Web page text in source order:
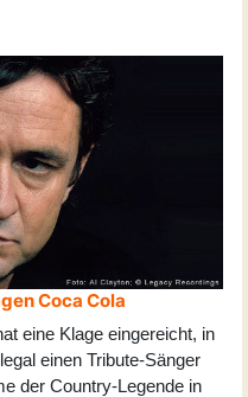
Coca Cola
eine Klage eingereicht, in
einen Tribute-Sänger
der Country-Legende in